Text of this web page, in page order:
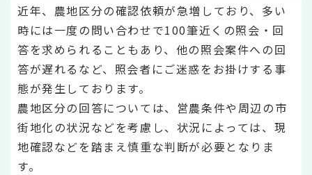
近年、農地区分の確認依頼が急増しており、多い
時には一度の問い合わせで100筆近くの照会・回
答を求められることもあり、他の照会案件への回
答が遅れるなど、照会者にご迷惑をお掛けする事
態が発生しております。
農地区分の回答については、営農条件や周辺の市
街地化の状況などを考慮し、状況によっては、現
地確認などを踏まえ慎重な判断が必要となりま
す。